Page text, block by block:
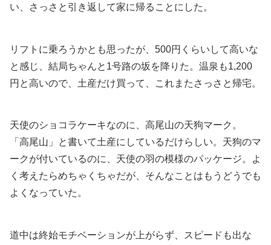
い、さっさと引き返して家に帰ることにした。
リフトに乗ろうかとも思ったが、500円くらいして高いな
と感じ、結局ちゃんと1号路の坂を降りた。温泉も1,200
円と高いので、土産だけ買って、これまたさっさと帰宅。
天使のショコラケーキなのに、高尾山の天狗マーク。
「高尾山」と書いて土産にしているだけらしい。天狗のマ
ークが付いているのに、天使の羽の模様のパッケージ。よ
く考えたらめちゃくちゃだが、そんなことはもうどうでも
よくなっていた。
道中は終始モチベーションが上がらず、スピードも出な